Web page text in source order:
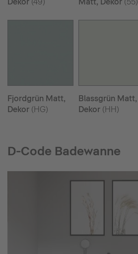
Fjordgrün Matt,
Dekor (HG)
Blassgrün Matt,
Dekor(HH)
D-Code Badewanne